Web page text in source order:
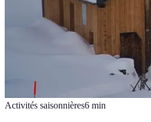
Activités saisonnières6 min